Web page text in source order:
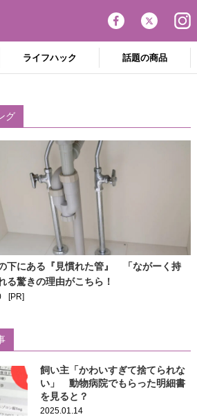
ライフハック 話題の商品
グ
下にある『見慣れた管』 「ながーく持
る驚きの理由がこちら！
[PR]
飼い主「かわいすぎて捨てられな
い」 動物病院でもらった明細書
を見ると？
2025.01.14